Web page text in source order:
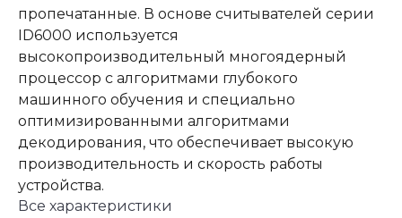
пропечатанные. В основе считывателей серии
ID6000 используется
высокопроизводительный многоядерный
процессор с алгоритмами глубокого
машинного обучения и специально
оптимизированными алгоритмами
декодирования, что обеспечивает высокую
производительность и скорость работы
устройства.
Все характеристики